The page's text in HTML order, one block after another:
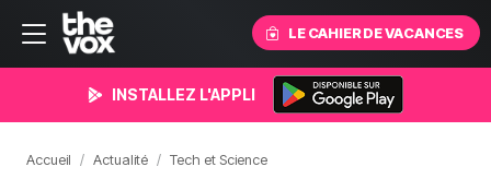
LE CAHIER DE VACANCES
INSTALLEZ L'APPLI
Accueil Actualité Tech et Science